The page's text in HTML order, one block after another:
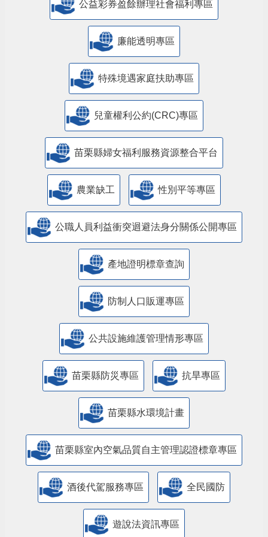
公益彩券盈餘辦理社會福利專區
廉能透明專區
特殊境遇家庭扶助專區
兒童權利公約(CRC)專區
苗栗縣婦女福利服務資源整合平台
農業缺工 性別平等專區
公職人員利益衝突迴避法身分關係公開專區
產地證明標章查詢
防制人口販運專區
​公共設施維護管理情形專區
苗栗縣防災專區 抗旱專區
苗栗縣水環境計畫
苗栗縣室內空氣品質自主管理認證標章專區
酒後代駕服務專區 全民國防
遊說法資訊專區